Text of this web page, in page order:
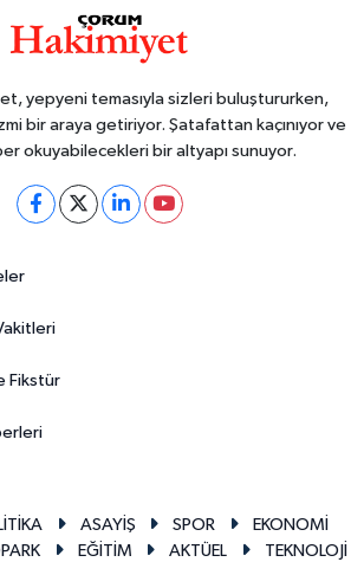
yepyeni temasıyla sizleri buluştururken,
bir araya getiriyor. Şatafattan kaçınıyor ve
okuyabilecekleri bir altyapı sunuyor.
Fikstür
ASAYİŞ SPOR
EKONOMİ
EĞİTİM AKTÜEL TEKNOLOJİ